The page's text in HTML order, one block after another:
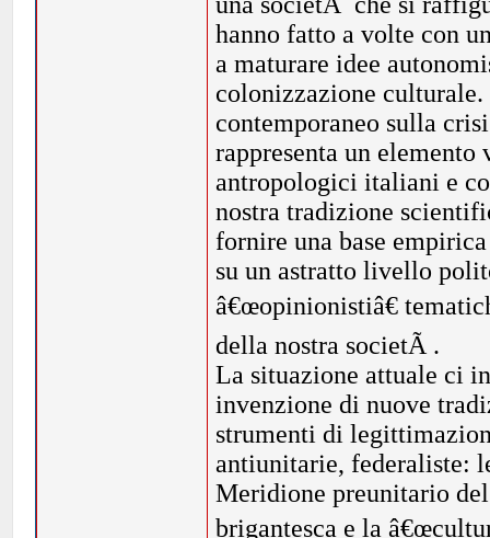
hanno fatto a volte con
a maturare idee
colonizzazione
contemporaneo sulla
rappresenta un
antropologici italiani e
nostra tradizione
fornire una base
su un astratto livello
â€œopinionistiâ€
della nostra societÃ .
La situazione attuale ci
invenzione di nuove
strumenti di
antiunitarie, federaliste:
Meridione preunitario
brigantesca e la